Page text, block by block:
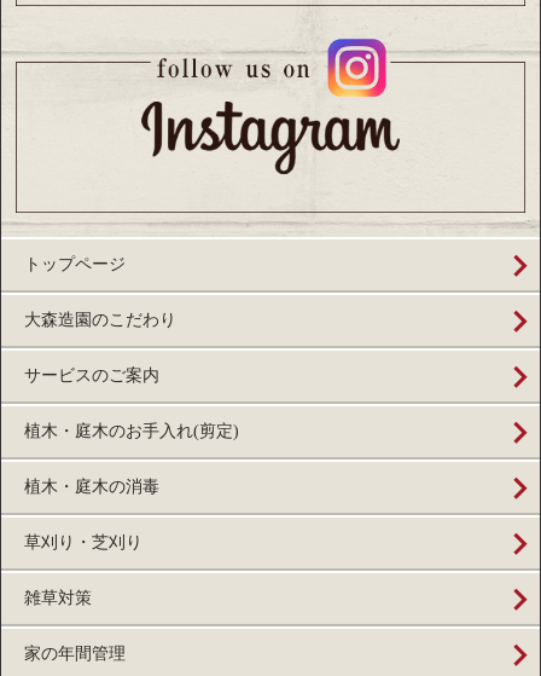
トップページ
大森造園のこだわり
サービスのご案内
植木・庭木のお手入れ(剪定)
植木・庭木の消毒
草刈り・芝刈り
雑草対策
家の年間管理